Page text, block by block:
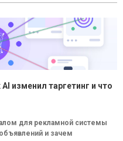
изменил таргетинг и что
для рекламной системы
и зачем